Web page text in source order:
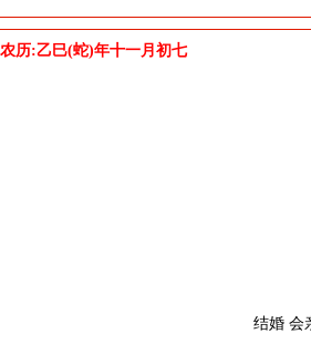
农历:乙巳(蛇)年十一月初七
结婚 会